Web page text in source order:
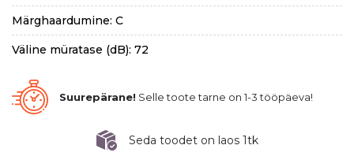
Märghaardumine: C
Väline müratase (dB): 72
Suurepärane! Selle toote tarne on 1-3 tööpäeva!
Seda toodet on laos 1tk